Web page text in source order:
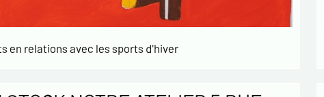
en relations avec les sports d'hiver